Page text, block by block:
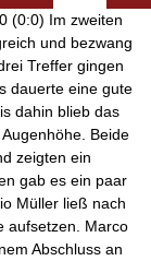
(0:0) Im zweiten
und bezwang
Treffer gingen
dauerte eine gute
dahin blieb das
Beide
zeigten ein
gab es ein paar
Müller ließ nach
aufsetzen. Marco
Abschluss an